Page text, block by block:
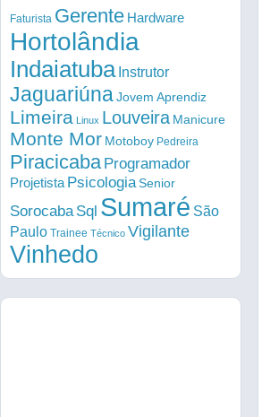
Faturista Gerente Hardware
Hortolândia
Indaiatuba Instrutor
Jaguariúna Jovem Aprendiz
Limeira Linux Louveira Manicure
Monte Mor Motoboy Pedreira
Piracicaba Programador
Projetista PsicologiaSenior
Sorocaba Sql Sumaré São
Paulo Trainee Técnico Vigilante
Vinhedo